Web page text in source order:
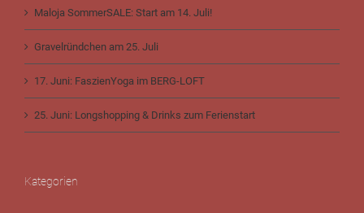
Maloja SommerSALE: Start am 14. Juli!
Gravelründchen am 25. Juli
17. Juni: FaszienYoga im BERG-LOFT
25. Juni: Longshopping & Drinks zum Ferienstart
Kategorien